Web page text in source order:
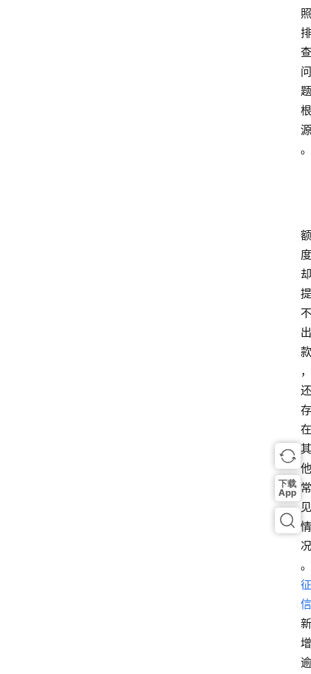
照
排
查
问
题
根
源
。
额
度
却
提
不
出
款
，
还
存
在
其
他
常
见
情
况
。
征
信
新
增
逾
下载
App